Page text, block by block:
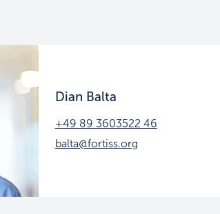
Dian Balta
+49 89 3603522 46
balta@fortiss.org